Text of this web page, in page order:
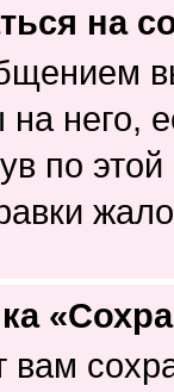
на
него,
по этой
вам